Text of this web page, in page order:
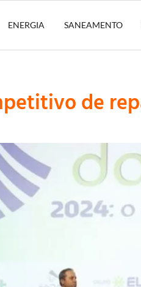
ENERGIA SANEAMENTO
de